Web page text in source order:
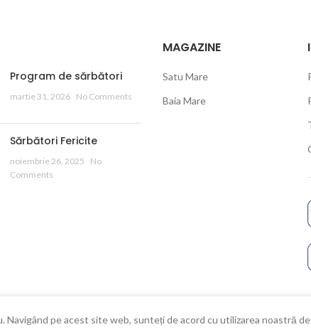
Program de sărbători
martie 31, 2026 No Comments
Sărbători Fericite
noiembrie 26, 2025
No
Comments
MAGAZINE
Satu Mare
Baia Mare
pe acest site web, sunteți de acord cu utilizarea noastră